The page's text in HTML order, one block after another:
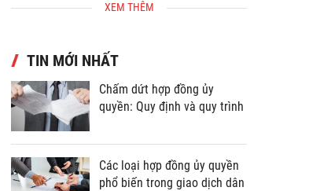
XEM THÊM
TIN MỚI NHẤT
Chấm dứt hợp đồng ủy
quyền: Quy định và quy trình
Các loại hợp đồng ủy quyền
phổ biến trong giao dịch dân